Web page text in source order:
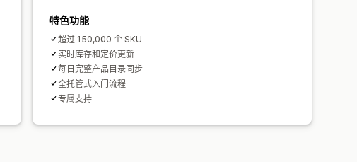
特色功能
超过 150,000 个 SKU
实时库存和定价更新
每日完整产品目录同步
全托管式入门流程
专属支持